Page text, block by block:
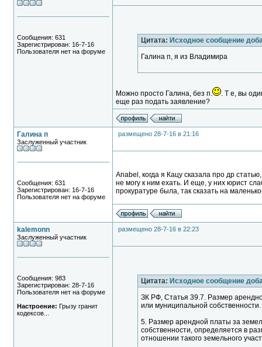
Сообщения: 631
Зарегистрирован: 16-7-16
Пользователя нет на форуме
Цитата: Исходное сообщение
Галина п, я из Владимира
Можно просто Галина, без п.
. Т е, вы
еще раз подать заявление?
Галина п
Заслуженный участник
Сообщения: 631
Зарегистрирован: 16-7-16
Пользователя нет на форуме
размещено 28-7-16 в 21:16
Anabel, когда я Кацу сказала про др
не могу к ним ехать. И еще, у них юрист
прокуратуре была, так сказать на
kalemonn
Заслуженный участник
Сообщения: 983
Зарегистрирован: 28-7-16
Пользователя нет на форуме
Настроение: Грызу гранит
кодексов...
размещено 28-7-16 в 22:23
Цитата: Исходное сообщение
ЗК РФ, Статья 39.7. Размер
или муниципальной собственности.
5. Размер арендной платы за
собственности, определяется в
отношении такого земельного